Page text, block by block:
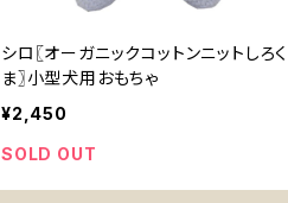
シロ〖オーガニックコットンニットしろく
ま〗小型犬用おもちゃ
¥2,450
SOLD OUT